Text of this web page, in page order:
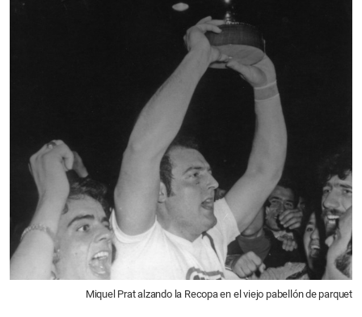
Miquel Prat alzando la Recopa en el viejo pabellón de parquet